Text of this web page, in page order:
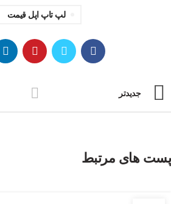
لپ تاپ اپل قیمت
جدیدتر
پست های مرتبط